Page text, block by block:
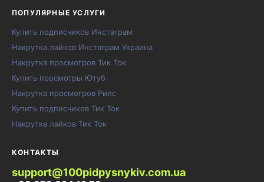
ПОПУЛЯРНЫЕ УСЛУГИ
Купить подписчиков Инстаграм
Накрутка лайков Инстаграм Украина
Накрутка просмотров Тик Ток
Купить просмотры Ютуб
Накрутка просмотров Рилс
Купить подписчиков Тик Ток
Накрутка лайков Тик Ток
КОНТАКТЫ
support@100pidpysnykiv.com.ua